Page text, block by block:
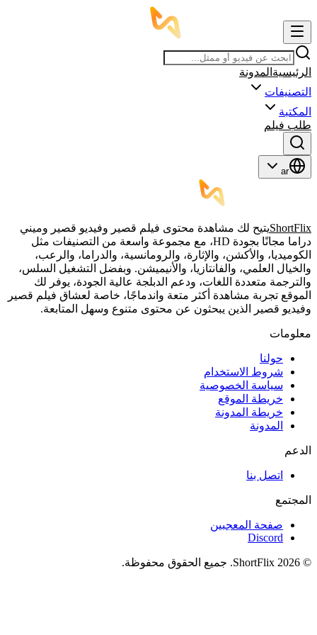
الرئيسية المدونة
التصنيفات
المكتبة
طلب فيلم
ar
ShortFlixيتيح لك مشاهدة محتوى فيلم قصير وفيديو قصير وميني
دراما مجانًا بجودة HD، مع مجموعة واسعة من التصنيفات مثل
الكوميديا، والأكشن، والإثارة، والرومانسية، والدراما، والرعب،
والخيال العلمي، والفانتازيا، والأنيميشن. وبفضل التشغيل السلس،
والترجمة متعددة اللغات، ودعم الدبلجة عالية الجودة، يوفر لك
الموقع تجربة مشاهدة أكثر متعة واندماجًا، خاصة لعشاق فيلم قصير
وفيديو قصير الذين يبحثون عن محتوى متنوع وسهل المتابعة.
معلومات
حولنا
شروط الاستخدام
سياسة الخصوصية
خريطة الموقع
خريطة المدونة
المدونة
الدعم
اتصل بنا
المجتمع
صفحة المعجبين
Discord
© 2026 ShortFlix. جميع الحقوق محفوظة.